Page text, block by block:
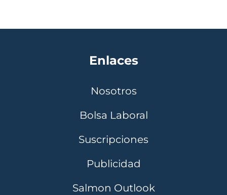
Enlaces
Nosotros
Bolsa Laboral
Suscripciones
Publicidad
Salmon Outlook